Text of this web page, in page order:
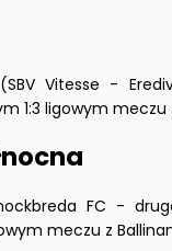
(SBV Vitesse -
1:3 ligowym meczu
FC -
meczu z